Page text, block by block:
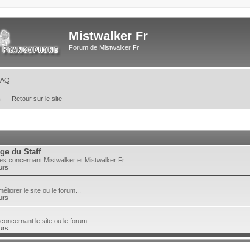
Mistwalker Fr
Forum de Mistwalker Fr
Retour sur le site
du Staff
concernant Mistwalker et Mistwalker Fr.
le site ou le forum...
le site ou le forum.